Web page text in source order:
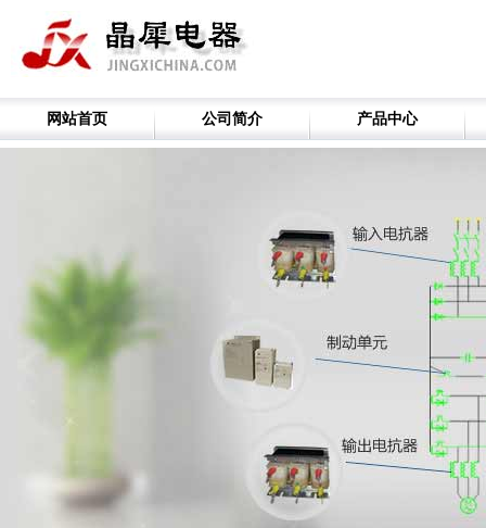
网站首页 公司简介 产品中心